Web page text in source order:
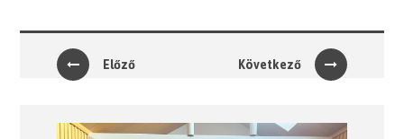
Előző Következő